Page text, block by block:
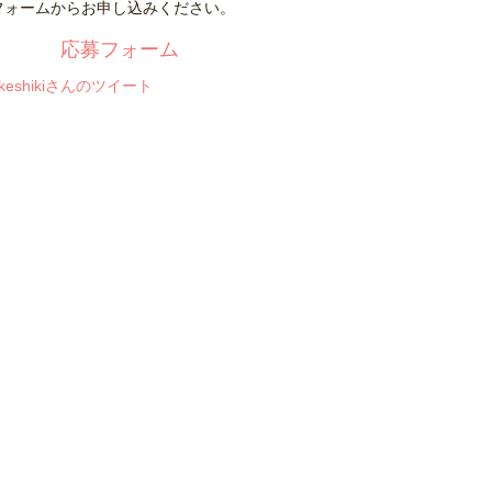
ームからお申し込みください。
応募フォーム
さんのツイート